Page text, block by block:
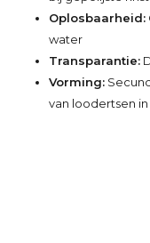
Oplosbaarheid:
water
Transparantie:
Vorming:
van loodertsen